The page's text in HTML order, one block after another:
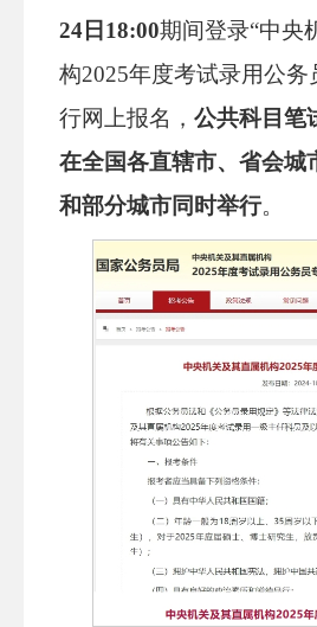
24日18:00期间登录“中央
构2025年度考试录用公务
行网上报名， 公共科目笔
在全国各直辖市、省会城
和部分城市同时举行。